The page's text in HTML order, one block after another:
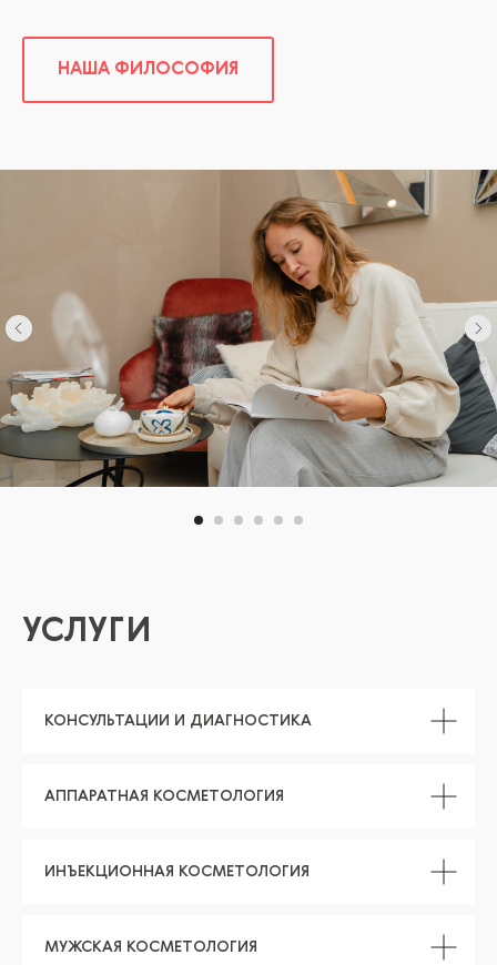
НАША ФИЛОСОФИЯ
УСЛУГИ
КОНСУЛЬТАЦИИ И ДИАГНОСТИКА
АППАРАТНАЯ КОСМЕТОЛОГИЯ
ИНЪЕКЦИОННАЯ КОСМЕТОЛОГИЯ
МУЖСКАЯ КОСМЕТОЛОГИЯ